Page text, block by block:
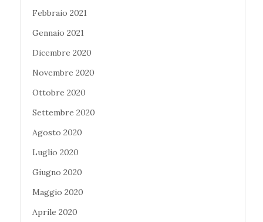
Febbraio 2021
Gennaio 2021
Dicembre 2020
Novembre 2020
Ottobre 2020
Settembre 2020
Agosto 2020
Luglio 2020
Giugno 2020
Maggio 2020
Aprile 2020